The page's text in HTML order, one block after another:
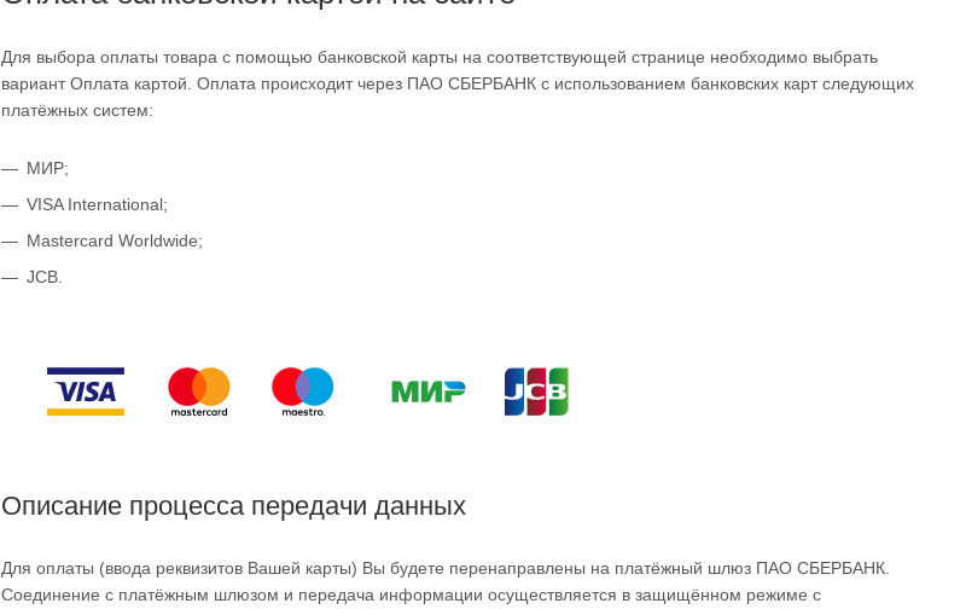
Для выбора оплаты товара с помощью банковской карты на соответствующей странице необходимо выбрать
вариант Оплата картой. Оплата происходит через ПАО СБЕРБАНК с использованием банковских карт следующих
платёжных систем:
МИР;
VISA International;
Mastercard Worldwide;
JCB.
Описание процесса передачи данных
Для оплаты (ввода реквизитов Вашей карты) Вы будете перенаправлены на платёжный шлюз ПАО СБЕРБАНК.
Соединение с платёжным шлюзом и передача информации осуществляется в защищённом режиме с